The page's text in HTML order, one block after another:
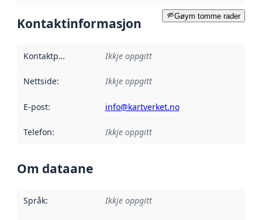
Gøym tomme rader
Kontaktinformasjon
Kontaktpunkt Ikkje oppgitt
Nettside: Ikkje oppgitt
E-post: info@kartverket.no
Telefon: Ikkje oppgitt
Om dataane
Språk: Ikkje oppgitt